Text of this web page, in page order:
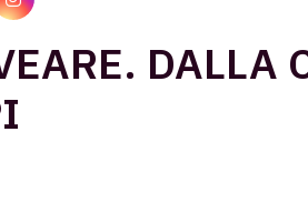
DALLA